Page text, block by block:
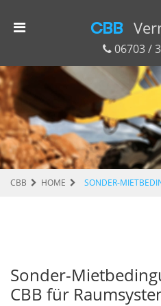
CBB
06703 /
CBB HOME SONDER-
Sonder-
CBB für